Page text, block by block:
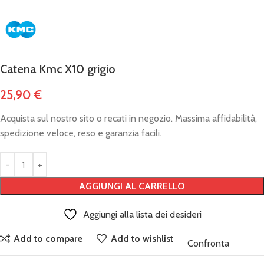
Catena Kmc X10 grigio
25,90€
Acquista sul nostro sito o recati in negozio. Massima affidabilità,
spedizione veloce, reso e garanzia facili.
AGGIUNGI AL CARRELLO
Aggiungi alla lista dei desideri
Add to compare Add to wishlist Confronta